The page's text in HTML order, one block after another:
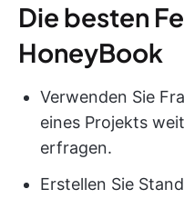
Die besten
HoneyBook
Verwenden Sie
eines Projekts
erfragen.
Erstellen Sie